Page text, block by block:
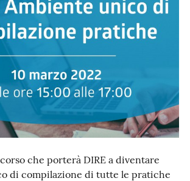
che porterà DIRE a diventare
di compilazione di tutte le pratiche